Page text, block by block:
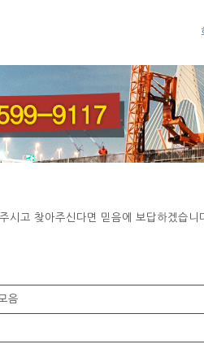
시고 찾아주신다면 믿음에 보답하겠습니
음